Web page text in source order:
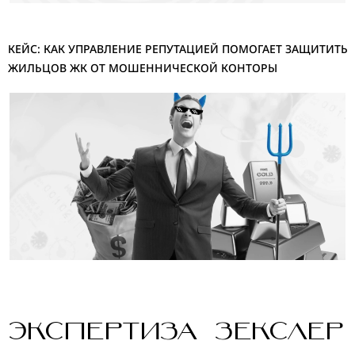
КЕЙС: КАК УПРАВЛЕНИЕ РЕПУТАЦИЕЙ ПОМОГАЕТ ЗАЩИТИТЬ
ЖИЛЬЦОВ ЖК ОТ МОШЕННИЧЕСКОЙ КОНТОРЫ
ЭКСПЕРТИЗА ЗЕКСЛЕР